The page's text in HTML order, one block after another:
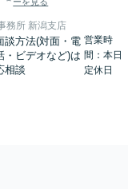
務所 新潟支店
談方法(対面・電
・ビデオなど)は
相談
営業時
間：本日
定休日